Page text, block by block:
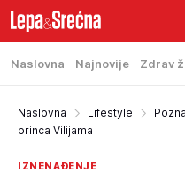
Naslovna Najnovije Zdrav
Naslovna Lifestyle
princa Vilijama
IZNENAĐENJE